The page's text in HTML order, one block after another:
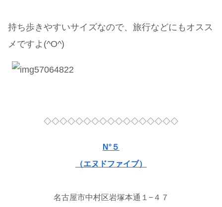
持ち歩きやすいサイズなので、旅行などにもオスス
メですよ(^O^)
◇◇◇◇◇◇◇◇◇◇◇◇◇◇◇◇◇
N°５
（エヌドファイブ）
名古屋市中村区岩塚本通１−４７